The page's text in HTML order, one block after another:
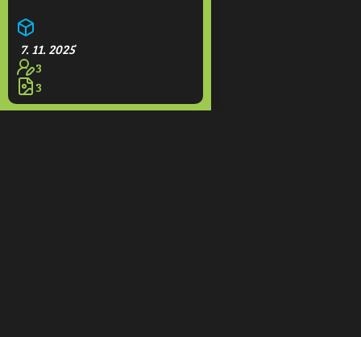
7. 11. 2025
3
3